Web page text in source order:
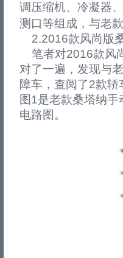
调压缩机、冷凝器、
测口等组成，与老
2.2016款风尚版
笔者对2016款风
对了一遍，发现与
障车，查阅了2款
图1是老款桑塔纳
电路图。